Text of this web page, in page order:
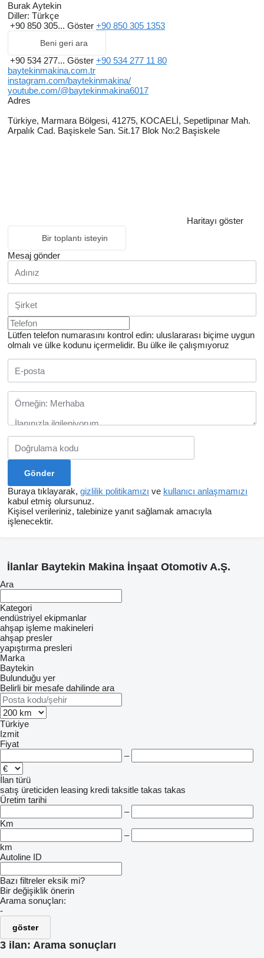
Ahşap Presleri üzerine yerli piyasada önde gelen kalıcı marka
olmak ve sonrasında ihracat hedeflerimizi gerçekleştirerek yurt
Burak Aytekin
Diller: Türkçe
+90 850 305... Göster +90 850 305 1353
Beni geri ara
+90 534 277... Göster +90 534 277 11 80
baytekinmakina.com.tr
instagram.com/baytekinmakina/
youtube.com/@baytekinmakina6017
Adres
Türkiye, Marmara Bölgesi, 41275, KOCAELİ, Sepetlipınar Mah.
Arpalık Cad. Başiskele San. Sit.17 Blok No:2 Başiskele
Haritayı göster
Bir toplantı isteyin
Mesaj gönder
Lütfen telefon numarasını kontrol edin: uluslararası biçime uygun
olmalı ve ülke kodunu içermelidir. Bu ülke ile çalışmıyoruz
Buraya tıklayarak, gizlilik politikamızı ve kullanıcı anlaşmamızı
kabul etmiş olursunuz.
Kişisel verileriniz, talebinize yanıt sağlamak amacıyla
işlenecektir.
İlanlar Baytekin Makina İnşaat Otomotiv A.Ş.
Ara
Kategori
endüstriyel ekipmanlar
ahşap işleme makineleri
ahşap presler
yapıştırma presleri
Marka
Baytekin
Bulunduğu yer
Belirli bir mesafe dahilinde ara
Türkiye
Izmit
Fiyat
–
İlan türü
satış üreticiden leasing kredi taksitle takas takas
Üretim tarihi
–
Km
–
km
Autoline ID
Bazı filtreler eksik mi?
Bir değişiklik önerin
Arama sonuçları:
-
göster
3 ilan: Arama sonuçları